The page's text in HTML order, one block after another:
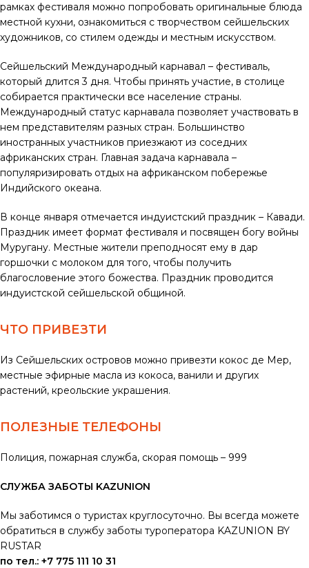
рамках фестиваля можно попробовать оригинальные блюда
местной кухни, ознакомиться с творчеством сейшельских
художников, со стилем одежды и местным искусством.
Сейшельский Международный карнавал – фестиваль,
который длится 3 дня. Чтобы принять участие, в столице
собирается практически все население страны.
Международный статус карнавала позволяет участвовать в
нем представителям разных стран. Большинство
иностранных участников приезжают из соседних
африканских стран. Главная задача карнавала –
популяризировать отдых на африканском побережье
Индийского океана.
В конце января отмечается индуистский праздник – Кавади.
Праздник имеет формат фестиваля и посвящен богу войны
Муругану. Местные жители преподносят ему в дар
горшочки с молоком для того, чтобы получить
благословение этого божества. Праздник проводится
индуистской сейшельской общиной.
ЧТО ПРИВЕЗТИ
Из Сейшельских островов можно привезти кокос де Мер,
местные эфирные масла из кокоса, ванили и других
растений, креольские украшения.
ПОЛЕЗНЫЕ ТЕЛЕФОНЫ
Полиция, пожарная служба, скорая помощь – 999
СЛУЖБА ЗАБОТЫ KAZUNION
Мы заботимся о туристах круглосуточно. Вы всегда можете
обратиться в службу заботы туроператора KAZUNION BY
RUSTAR
по тел.: +7 775 111 10 31